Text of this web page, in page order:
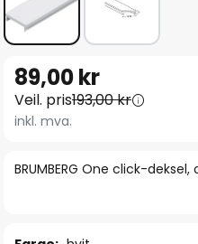
begynnelsen
av
BRUMBERG One click-
89,00 kr
Veil. pris193,00 kr
inkl. mva.